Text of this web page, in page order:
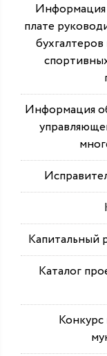
Информация
плате
Информация
Капитальный
Каталог